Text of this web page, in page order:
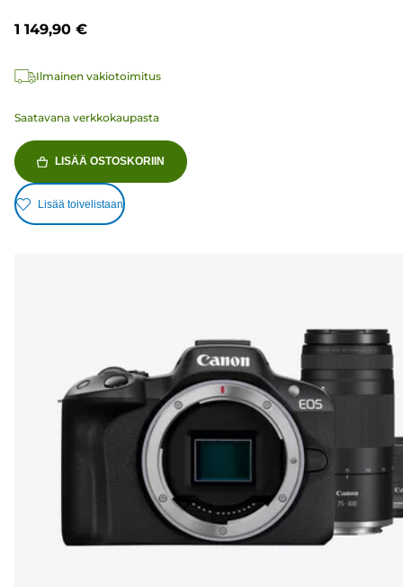
1 149,90 €
Ilmainen vakiotoimitus
Saatavana verkkokaupasta
LISÄÄ OSTOSKORIIN
Lisää toivelistaan